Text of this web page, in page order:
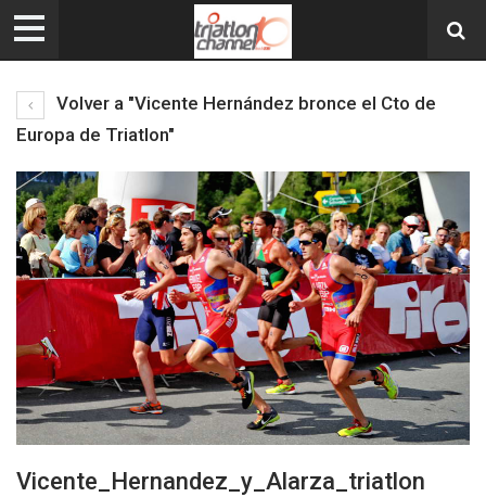
Volver a "Vicente Hernández bronce el Cto de
Europa de Triatlon"
Vicente_Hernandez_y_Alarza_triatlon